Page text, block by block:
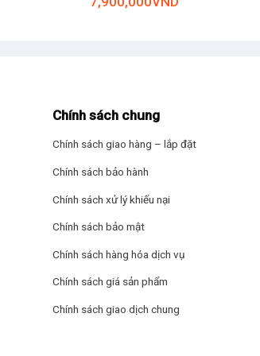
Chính sách chung
Chính sách giao hàng – lắp đặt
Chính sách bảo hành
Chính sách xử lý khiếu nại
Chính sách bảo mật
Chính sách hàng hóa dịch vụ
Chính sách giá sản phẩm
Chính sách giao dịch chung